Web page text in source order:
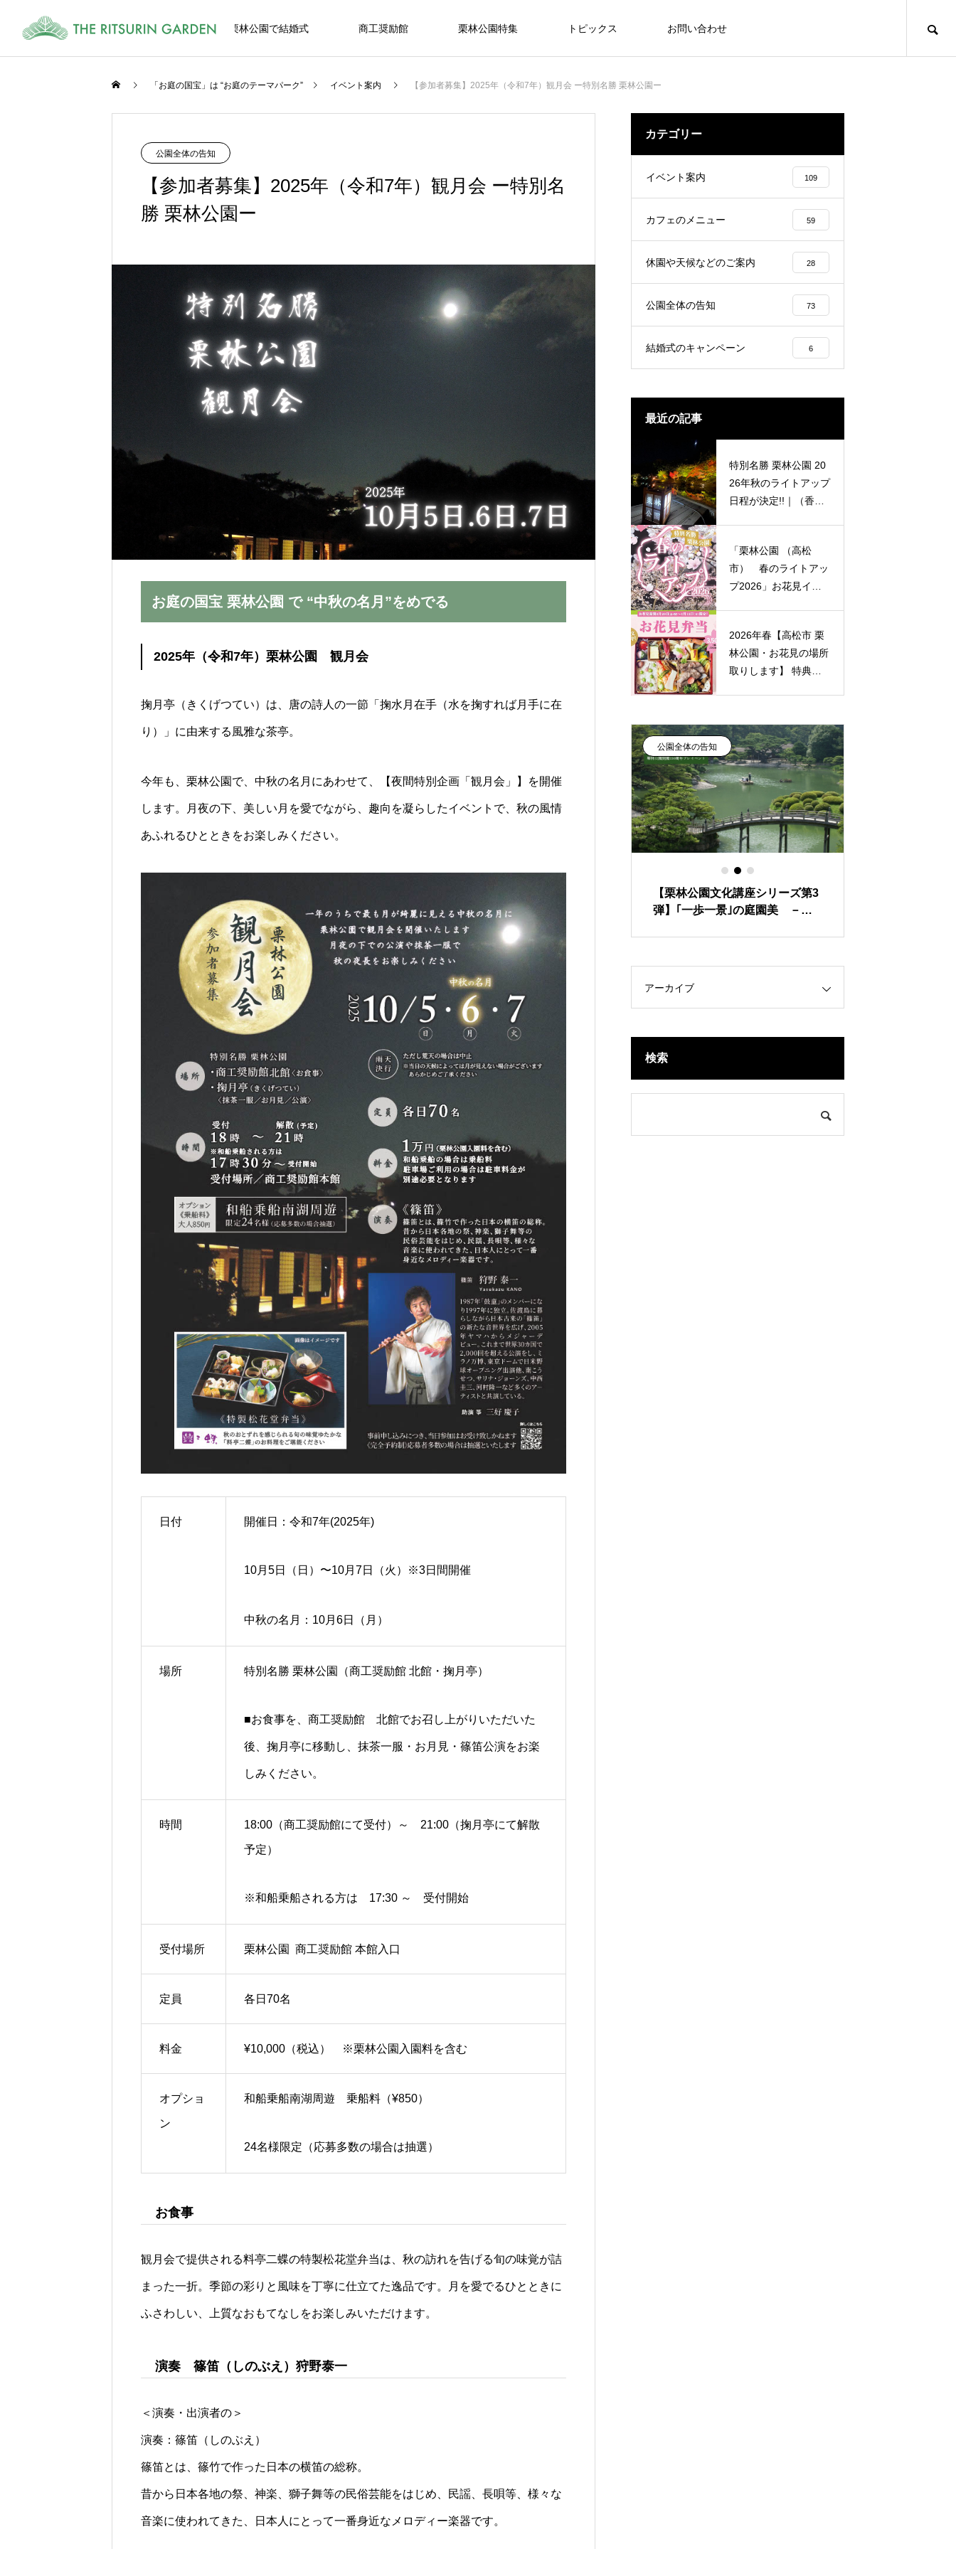
栗林公園で結婚式 商工奨励館 栗林公園特集 トピックス お問い合わせ
式
CEREMONY
和風、洋風、栗林公園内の多彩な挙式
会場では、温かみのあるセレモニーが
お選びいただけます。
宴
ご希望の内容やご予算に応じて、おふ
たりらしい「おもてなし」スタイルを
お選びいただけます。
写
和装はもちろん、ウェディングドレス
くご案内します。
「お庭の国宝」は “お庭のテーマパーク” イベント案内 【参加者募集】2025年（令和7年）観月会 ー特別名勝 栗林公園ー
公園全体の告知
【参加者募集】2025年（令和7年）観月会 ー特別名
勝 栗林公園ー
お庭の国宝 栗林公園 で “中秋の名月”をめでる
2025年（令和7年）栗林公園 観月会
掬月亭（きくげつてい）は、唐の詩人の一節「掬水月在手（水を掬すれば月手に在
り）」に由来する風雅な茶亭。
今年も、栗林公園で、中秋の名月にあわせて、【夜間特別企画「観月会」】を開催
します。月夜の下、美しい月を愛でながら、趣向を凝らしたイベントで、秋の風情
あふれるひとときをお楽しみください。
日付 開催日：令和7年(2025年)
10月5日（日）〜10月7日（火）※3日間開催
中秋の名月：10月6日（月）
場所 特別名勝 栗林公園（商工奨励館 北館・掬月亭）
■お食事を、商工奨励館 北館でお召し上がりいただいた
後、掬月亭に移動し、抹茶一服・お月見・篠笛公演をお楽
しみください。
時間 18:00（商工奨励館にて受付）～ 21:00（掬月亭にて解散
予定）
※和船乗船される方は 17:30 ～ 受付開始
受付場所 栗林公園 商工奨励館 本館入口
定員 各日70名
料金 ¥10,000（税込） ※栗林公園入園料を含む
オプショ
ン
和船乗船南湖周遊 乗船料（¥850）
24名様限定（応募多数の場合は抽選）
お食事
観月会で提供される料亭二蝶の特製松花堂弁当は、秋の訪れを告げる旬の味覚が詰
まった一折。季節の彩りと風味を丁寧に仕立てた逸品です。月を愛でるひとときに
ふさわしい、上質なおもてなしをお楽しみいただけます。
演奏 篠笛（しのぶえ）狩野泰一
＜演奏・出演者の＞
演奏：篠笛（しのぶえ）
篠笛とは、篠竹で作った日本の横笛の総称。
昔から日本各地の祭、神楽、獅子舞等の民俗芸能をはじめ、民謡、長唄等、様々な
音楽に使われてきた、日本人にとって一番身近なメロディー楽器です。
カテゴリー
イベント案内 109
カフェのメニュー 59
休園や天候などのご案内 28
公園全体の告知 73
結婚式のキャンペーン 6
最近の記事
特別名勝 栗林公園 20
26年秋のライトアップ
日程が決定!!｜（香川
「栗林公園 （高松
市） 春のライトアッ
プ2026」お花見イベ
2026年春【高松市 栗
林公園・お花見の場所
取りします】 特典付
「恵方巻2026 まるごとオリーブ
畜産物」～2026年恵方は “南南
東” ～
恒例「ラジオ体操 in 栗林公園」
公園全体の告知
【栗林公園文化講座シリーズ第3
弾】｢一歩一景｣の庭園美 －北
アーカイブ
検索